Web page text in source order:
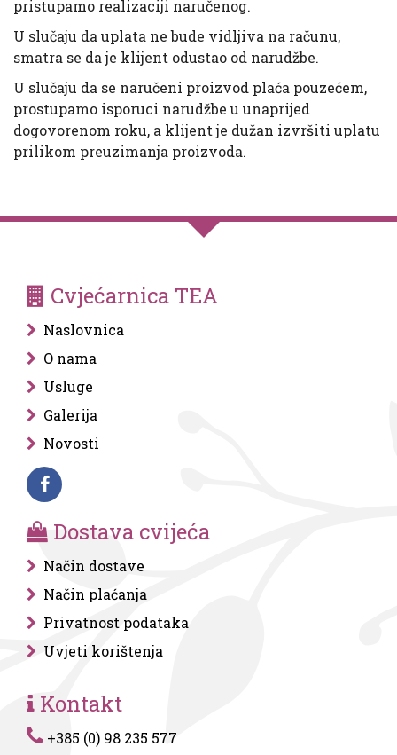
pristupamo realizaciji naručenog.
U slučaju da uplata ne bude vidljiva na računu,
smatra se da je klijent odustao od narudžbe.
U slučaju da se naručeni proizvod plaća pouzećem,
prostupamo isporuci narudžbe u unaprijed
dogovorenom roku, a klijent je dužan izvršiti uplatu
prilikom preuzimanja proizvoda.
Cvjećarnica TEA
Naslovnica
O nama
Usluge
Galerija
Novosti
Dostava cvijeća
Način dostave
Način plaćanja
Privatnost podataka
Uvjeti korištenja
Kontakt
+385 (0) 98 235 577